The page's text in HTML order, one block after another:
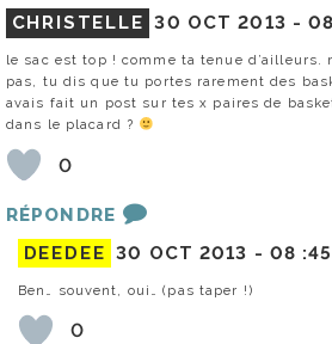
CHRISTELLE 30 OCT 2013 -
le sac est top ! comme ta tenue d’ailleurs.
pas, tu dis que tu portes rarement des
avais fait un post sur tes x paires de
dans le placard ?
0
RÉPONDRE
DEEDEE 30 OCT 2013 - 08 :45
Ben… souvent, oui… (pas taper !)
0